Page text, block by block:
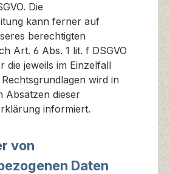
Die
kann ferner auf
berechtigten
Art. 6 Abs. 1 lit. f DSGVO
die jeweils im Einzelfall
wird in
Absätzen dieser
informiert.
von
Daten